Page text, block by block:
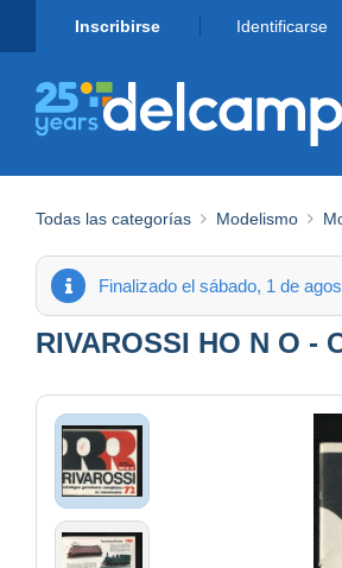
Inscribirse Identificarse
Todas las categorías Modelismo
Finalizado el sábado, 1 de
RIVAROSSI HO N O -